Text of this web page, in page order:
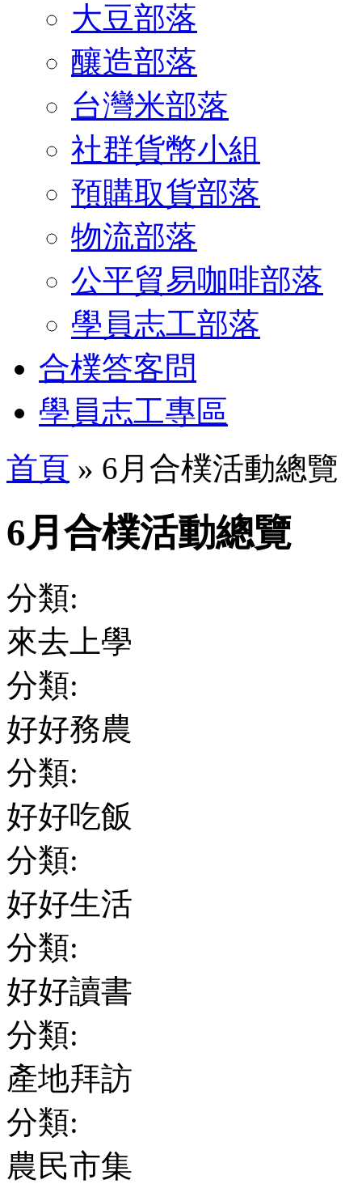
大豆部落
釀造部落
台灣米部落
社群貨幣小組
預購取貨部落
物流部落
公平貿易咖啡部落
學員志工部落
合樸答客問
學員志工專區
首頁 » 6月合樸活動總覽
6月合樸活動總覽
分類:
來去上學
分類:
好好務農
分類:
好好吃飯
分類:
好好生活
分類:
好好讀書
分類:
產地拜訪
分類:
農民市集